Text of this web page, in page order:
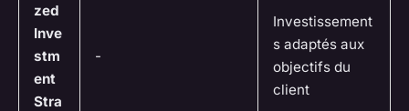
zed
Inve
stm
ent
Stra
-
Investissement
s adaptés aux
objectifs du
client